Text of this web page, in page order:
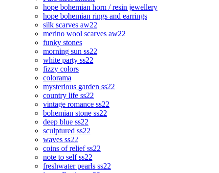
hope bohemian horn / resin jewellery
hope bohemian rings and earrings
silk scarves aw22
merino wool scarves aw22
funky stones
morning sun ss22
white party ss22
fizzy colors
colorama
mysterious garden ss22
country life ss22
vintage romance ss22
bohemian stone ss22
deep blue ss22
sculptured ss22
waves ss22
coins of relief ss22
note to self ss22
freshwater pearls ss22